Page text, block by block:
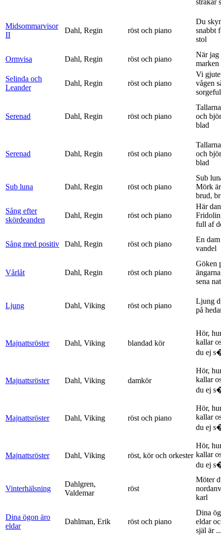
Midsommarvisor
II
Dahl, Regin röst och piano
Du
snabbt
stol
Ormvisa Dahl, Regin röst och piano
När jag
marken
Selinda och
Leander
Dahl, Regin röst och piano
Vi
vågen
Serenad Dahl, Regin röst och piano
och
blad
Serenad Dahl, Regin röst och piano
och
blad
Sub luna Dahl, Regin röst och piano
Sub
Mörk
brud,
Sång efter
skördeanden
Dahl, Regin röst och piano
Här
full af
Sång med positiv Dahl, Regin röst och piano
En
vandel
Vårlåt Dahl, Regin röst och piano
Göken
sena
Ljung Dahl, Viking röst och piano
Ljung
på
Majnattsröster Dahl, Viking blandad kör
Hör,
kallar
du ej
Majnattsröster Dahl, Viking damkör
Hör,
kallar
du ej
Majnattsröster Dahl, Viking röst och piano
Hör,
kallar
du ej
Majnattsröster Dahl, Viking röst, kör och orkester
Hör,
kallar
du ej
Vinterhälsning
Dahlgren,
Valdemar
röst
Möter
karl
Dina ögon äro
eldar
Dahlman, Erik röst och piano
Dina
eldar
själ är